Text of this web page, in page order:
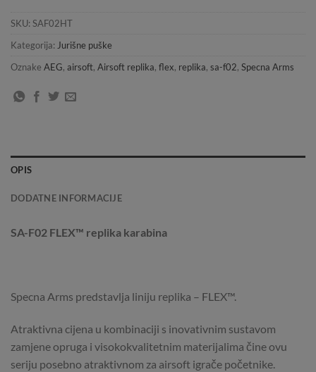
SKU: SAF02HT
Kategorija: Jurišne puške
Oznake AEG, airsoft, Airsoft replika, flex, replika, sa-f02, Specna Arms
OPIS
DODATNE INFORMACIJE
SA-F02 FLEX™ replika karabina
Specna Arms predstavlja liniju replika – FLEX™.
Atraktivna cijena u kombinaciji s inovativnim sustavom
zamjene opruga i visokokvalitetnim materijalima čine ovu
seriju posebno atraktivnom za airsoft igrače početnike.